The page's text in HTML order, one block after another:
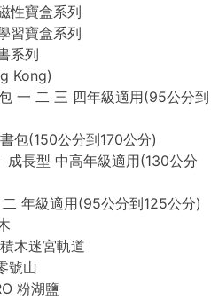
性寶盒系列
習寶盒系列
系列
Kong)
包 一 二 三 四年級適用(95公分到
包(150公分到170公分)
成長型 中高年級適用(130公分
二 年級適用(95公分到125公分)
木迷宮軌道
號山
粉湖鹽